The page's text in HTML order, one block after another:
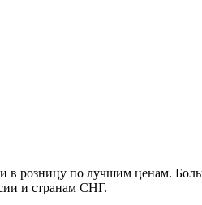
в розницу по лучшим ценам.
и странам СНГ.